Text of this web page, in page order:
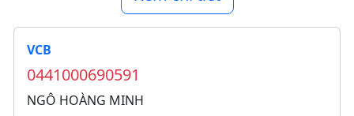
VCB
0441000690591
NGÔ HOÀNG MINH